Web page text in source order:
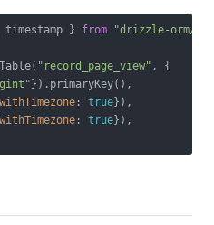
} from "drizzle-orm/
"record_page_view" , {
}).primaryKey(),
withTimezone : true}),
withTimezone : true}),